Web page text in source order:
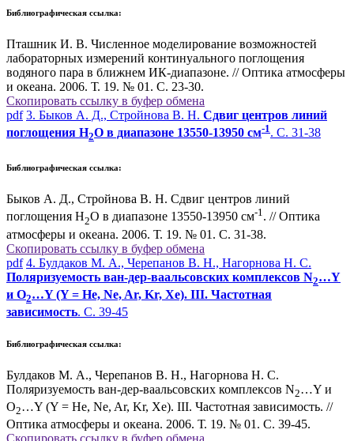
Библиографическая ссылка:
Пташник И. В. Численное моделирование возможностей
лабораторных измерений континуального поглощения
водяного пара в ближнем ИК-диапазоне. // Оптика атмосферы
и океана. 2006. Т. 19. № 01. С. 23-30.
Скопировать ссылку в буфер обмена
pdf 3. Быков А. Д., Стройнова В. Н. Сдвиг центров линий
поглощения Н2О в диапазоне 13550-13950 см-1 . С. 31-38
Библиографическая ссылка:
Быков А. Д., Стройнова В. Н. Сдвиг центров линий
поглощения Н2О в диапазоне 13550-13950 см-1. // Оптика
атмосферы и океана. 2006. Т. 19. № 01. С. 31-38.
Скопировать ссылку в буфер обмена
pdf 4. Булдаков М. А., Черепанов В. Н., Нагорнова Н. С.
Поляризуемость ван-дер-ваальсовских комплексов N2…Y
и O2…Y (Y = He, Ne, Ar, Kr, Xe). III. Частотная
зависимость. С. 39-45
Библиографическая ссылка:
Булдаков М. А., Черепанов В. Н., Нагорнова Н. С.
Поляризуемость ван-дер-ваальсовских комплексов N2…Y и
O2…Y (Y = He, Ne, Ar, Kr, Xe). III. Частотная зависимость. //
Оптика атмосферы и океана. 2006. Т. 19. № 01. С. 39-45.